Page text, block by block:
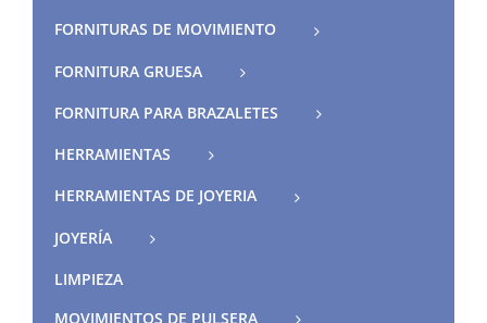
FORNITURAS DE MOVIMIENTO
FORNITURA GRUESA
FORNITURA PARA BRAZALETES
HERRAMIENTAS
HERRAMIENTAS DE JOYERIA
JOYERÍA
LIMPIEZA
MOVIMIENTOS DE PULSERA